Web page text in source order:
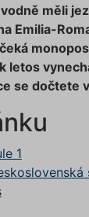
měli
Emilia-
letos
se dočtete
1